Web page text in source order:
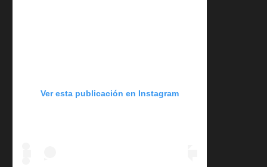
Ver esta publicación en Instagram